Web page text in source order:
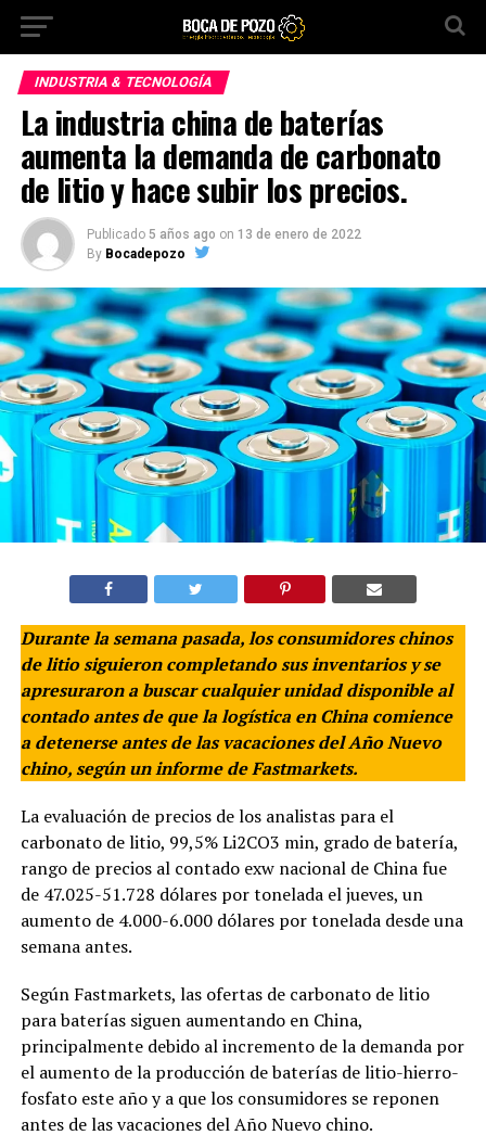
INDUSTRIA & TECNOLOGÍA
La industria china de baterías
aumenta la demanda de carbonato
de litio y hace subir los precios.
Publicado 5 años ago on 13 de enero de 2022
By Bocadepozo
Durante la semana pasada, los consumidores chinos
de litio siguieron completando sus inventarios y se
apresuraron a buscar cualquier unidad disponible al
contado antes de que la logística en China comience
a detenerse antes de las vacaciones del Año Nuevo
chino, según un informe de Fastmarkets.
La evaluación de precios de los analistas para el
carbonato de litio, 99,5% Li2CO3 min, grado de batería,
rango de precios al contado exw nacional de China fue
de 47.025-51.728 dólares por tonelada el jueves, un
aumento de 4.000-6.000 dólares por tonelada desde una
semana antes.
Según Fastmarkets, las ofertas de carbonato de litio
para baterías siguen aumentando en China,
principalmente debido al incremento de la demanda por
el aumento de la producción de baterías de litio-hierro-
fosfato este año y a que los consumidores se reponen
antes de las vacaciones del Año Nuevo chino.